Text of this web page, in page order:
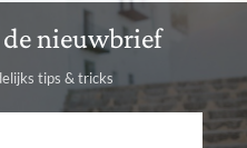
nieuwbrief
tips & tricks